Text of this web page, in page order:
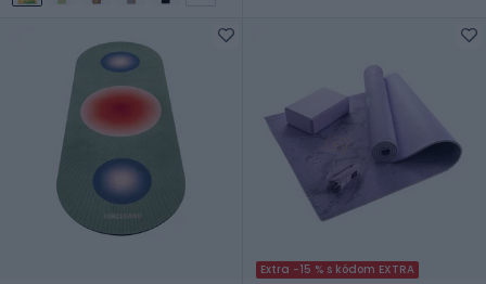
Extra -15 % s kódom EXTRA